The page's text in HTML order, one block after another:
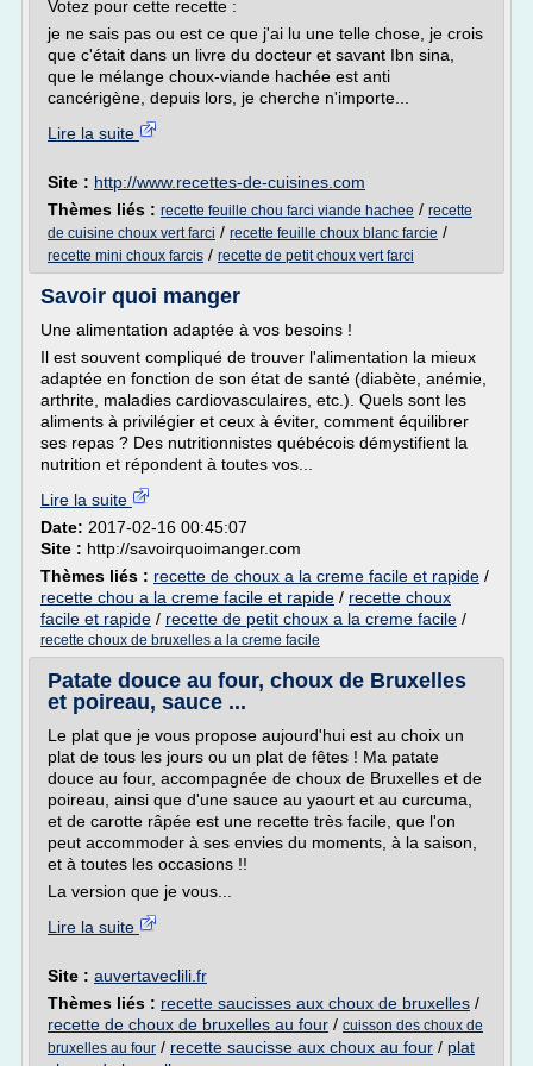
Votez pour cette recette :
je ne sais pas ou est ce que j'ai lu une telle chose, je crois
que c'était dans un livre du docteur et savant Ibn sina,
que le mélange choux-viande hachée est anti
cancérigène, depuis lors, je cherche n'importe...
Lire la suite
Site : http://www.recettes-de-cuisines.com
Thèmes liés : recette feuille chou farci viande hachee / recette
de cuisine choux vert farci / recette feuille choux blanc farcie /
recette mini choux farcis / recette de petit choux vert farci
Savoir quoi manger
Une alimentation adaptée à vos besoins !
Il est souvent compliqué de trouver l'alimentation la mieux
adaptée en fonction de son état de santé (diabète, anémie,
arthrite, maladies cardiovasculaires, etc.). Quels sont les
aliments à privilégier et ceux à éviter, comment équilibrer
ses repas ? Des nutritionnistes québécois démystifient la
nutrition et répondent à toutes vos...
Lire la suite
Date: 2017-02-16 00:45:07
Site : http://savoirquoimanger.com
Thèmes liés : recette de choux a la creme facile et rapide /
recette chou a la creme facile et rapide / recette choux
facile et rapide / recette de petit choux a la creme facile /
recette choux de bruxelles a la creme facile
Patate douce au four, choux de Bruxelles
et poireau, sauce ...
Le plat que je vous propose aujourd'hui est au choix un
plat de tous les jours ou un plat de fêtes ! Ma patate
douce au four, accompagnée de choux de Bruxelles et de
poireau, ainsi que d'une sauce au yaourt et au curcuma,
et de carotte râpée est une recette très facile, que l'on
peut accommoder à ses envies du moments, à la saison,
et à toutes les occasions !!
La version que je vous...
Lire la suite
Site : auvertaveclili.fr
Thèmes liés : recette saucisses aux choux de bruxelles /
recette de choux de bruxelles au four / cuisson des choux de
bruxelles au four / recette saucisse aux choux au four / plat